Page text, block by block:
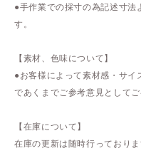
●手作業での採寸の為記述寸法
す。
【素材、色味について】
●お客様によって素材感・サ
であくまでご参考意見としてご
【在庫について】
在庫の更新は随時行っており